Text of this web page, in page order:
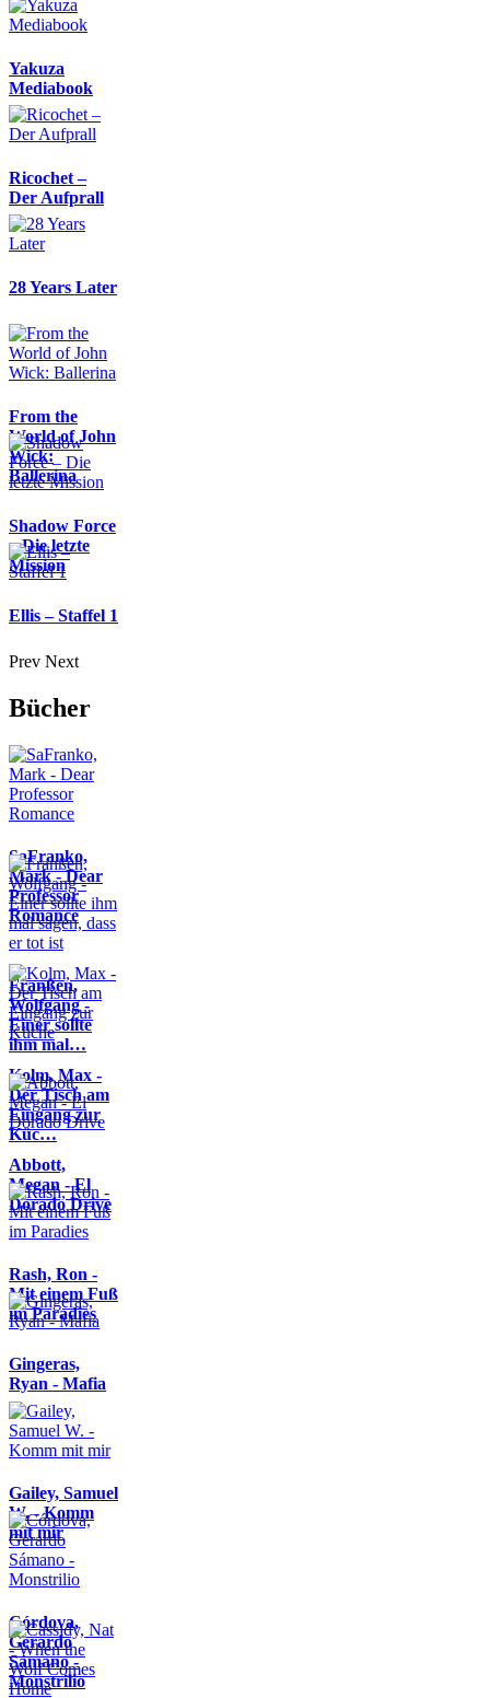
Yakuza
Mediabook
Ricochet –
Der Aufprall
28 Years Later
From the
World of John
Wick:
Ballerina
Shadow Force
– Die letzte
Mission
Ellis – Staffel 1
Prev Next
Bücher
SaFranko,
Mark - Dear
Professor
Romance
Franßen,
Wolfgang -
Einer sollte
ihm mal…
Kolm, Max -
Der Tisch am
Eingang zur
Küc…
Abbott,
Megan - El
Dorado Drive
Rash, Ron -
Mit einem Fuß
im Paradies
Gingeras,
Ryan - Mafia
Gailey, Samuel
W. - Komm
mit mir
Córdova,
Gerardo
Sámano -
Monstrilio